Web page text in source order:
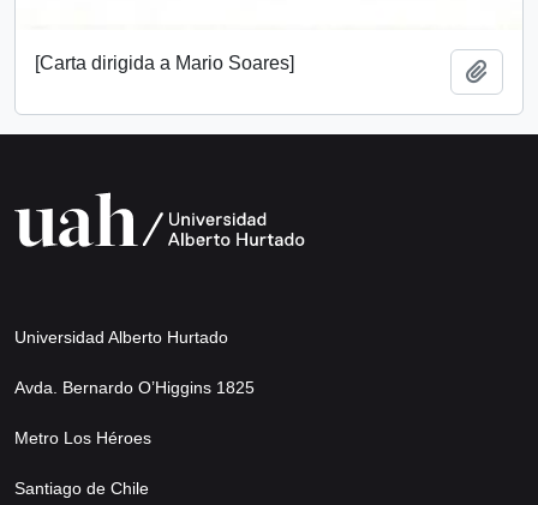
[Carta dirigida a Mario Soares]
Universidad Alberto Hurtado
Avda. Bernardo O’Higgins 1825
Metro Los Héroes
Santiago de Chile